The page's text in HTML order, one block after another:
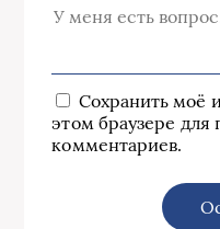
Сохранить моё
этом браузере
комментариев.